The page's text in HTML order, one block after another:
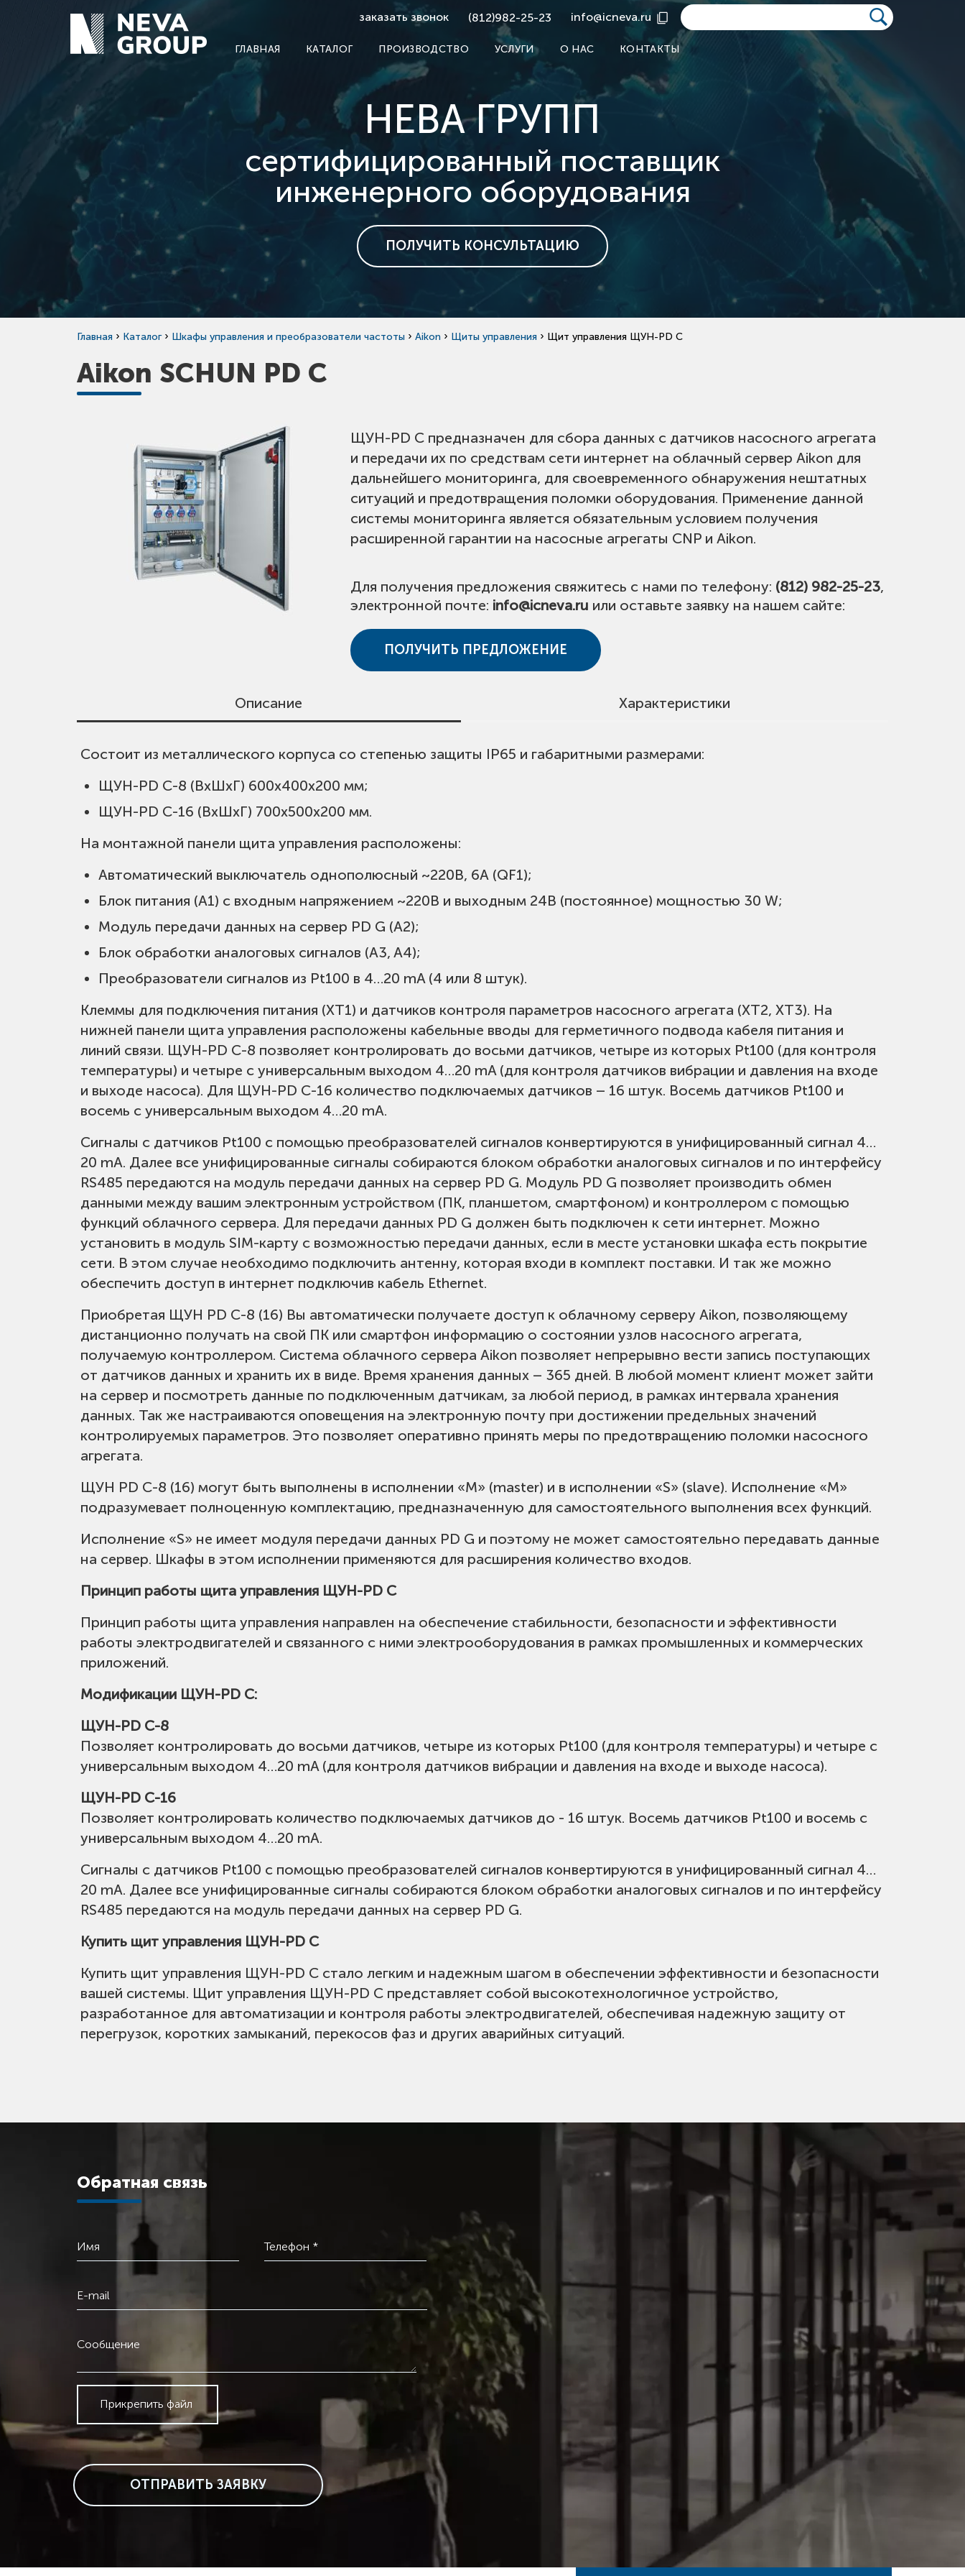
заказать звонок (812)982-25-23 info@icneva.ru
ГЛАВНАЯ КАТАЛОГ ПРОИЗВОДСТВО УСЛУГИ О НАС КОНТАКТЫ
НЕВА ГРУПП
сертифицированный поставщик
инженерного оборудования
ПОЛУЧИТЬ КОНСУЛЬТАЦИЮ
Главная › Каталог › Шкафы управления и преобразователи частоты › Aikon › Щиты управления › Щит управления ЩУН-PD C
Aikon SCHUN PD C
ЩУН-PD С предназначен для сбора данных с датчиков насосного агрегата
и передачи их по средствам сети интернет на облачный сервер Aikon для
дальнейшего мониторинга, для своевременного обнаружения нештатных
ситуаций и предотвращения поломки оборудования. Применение данной
системы мониторинга является обязательным условием получения
расширенной гарантии на насосные агрегаты CNP и Aikon.
Для получения предложения свяжитесь с нами по телефону: (812) 982-25-23,
электронной почте: info@icneva.ru или оставьте заявку на нашем сайте:
ПОЛУЧИТЬ ПРЕДЛОЖЕНИЕ
Описание Характеристики
Состоит из металлического корпуса со степенью защиты IP65 и габаритными размерами:
ЩУН-PD C-8 (ВхШхГ) 600х400х200 мм;
ЩУН-PD C-16 (ВхШхГ) 700х500х200 мм.
На монтажной панели щита управления расположены:
Автоматический выключатель однополюсный ~220В, 6А (QF1);
Блок питания (A1) с входным напряжением ~220В и выходным 24В (постоянное) мощностью 30 W;
Модуль передачи данных на сервер PD G (A2);
Блок обработки аналоговых сигналов (A3, A4);
Преобразователи сигналов из Pt100 в 4…20 mA (4 или 8 штук).
Клеммы для подключения питания (XT1) и датчиков контроля параметров насосного агрегата (XT2, XT3). На
нижней панели щита управления расположены кабельные вводы для герметичного подвода кабеля питания и
линий связи. ЩУН-PD C-8 позволяет контролировать до восьми датчиков, четыре из которых Pt100 (для контроля
температуры) и четыре с универсальным выходом 4…20 mA (для контроля датчиков вибрации и давления на входе
и выходе насоса). Для ЩУН-PD C-16 количество подключаемых датчиков – 16 штук. Восемь датчиков Pt100 и
восемь с универсальным выходом 4…20 mA.
Сигналы с датчиков Pt100 с помощью преобразователей сигналов конвертируются в унифицированный сигнал 4…
20 mA. Далее все унифицированные сигналы собираются блоком обработки аналоговых сигналов и по интерфейсу
RS485 передаются на модуль передачи данных на сервер PD G. Модуль PD G позволяет производить обмен
данными между вашим электронным устройством (ПК, планшетом, смартфоном) и контроллером с помощью
функций облачного сервера. Для передачи данных PD G должен быть подключен к сети интернет. Можно
установить в модуль SIM-карту с возможностью передачи данных, если в месте установки шкафа есть покрытие
сети. В этом случае необходимо подключить антенну, которая входи в комплект поставки. И так же можно
обеспечить доступ в интернет подключив кабель Ethernet.
Приобретая ЩУН PD C-8 (16) Вы автоматически получаете доступ к облачному серверу Aikon, позволяющему
дистанционно получать на свой ПК или смартфон информацию о состоянии узлов насосного агрегата,
получаемую контроллером. Система облачного сервера Aikon позволяет непрерывно вести запись поступающих
от датчиков данных и хранить их в виде. Время хранения данных – 365 дней. В любой момент клиент может зайти
на сервер и посмотреть данные по подключенным датчикам, за любой период, в рамках интервала хранения
данных. Так же настраиваются оповещения на электронную почту при достижении предельных значений
контролируемых параметров. Это позволяет оперативно принять меры по предотвращению поломки насосного
агрегата.
ЩУН PD C-8 (16) могут быть выполнены в исполнении «М» (master) и в исполнении «S» (slave). Исполнение «М»
подразумевает полноценную комплектацию, предназначенную для самостоятельного выполнения всех функций.
Исполнение «S» не имеет модуля передачи данных PD G и поэтому не может самостоятельно передавать данные
на сервер. Шкафы в этом исполнении применяются для расширения количество входов.
Принцип работы щита управления ЩУН-PD C
Принцип работы щита управления направлен на обеспечение стабильности, безопасности и эффективности
работы электродвигателей и связанного с ними электрооборудования в рамках промышленных и коммерческих
приложений.
Модификации ЩУН-PD C:
ЩУН-PD C-8
Позволяет контролировать до восьми датчиков, четыре из которых Pt100 (для контроля температуры) и четыре с
универсальным выходом 4…20 mA (для контроля датчиков вибрации и давления на входе и выходе насоса).
ЩУН-PD C-16
Позволяет контролировать количество подключаемых датчиков до - 16 штук. Восемь датчиков Pt100 и восемь с
универсальным выходом 4…20 mA.
Сигналы с датчиков Pt100 с помощью преобразователей сигналов конвертируются в унифицированный сигнал 4…
20 mA. Далее все унифицированные сигналы собираются блоком обработки аналоговых сигналов и по интерфейсу
RS485 передаются на модуль передачи данных на сервер PD G.
Купить щит управления ЩУН-PD C
Купить щит управления ЩУН-PD C стало легким и надежным шагом в обеспечении эффективности и безопасности
вашей системы. Щит управления ЩУН-PD C представляет собой высокотехнологичное устройство,
разработанное для автоматизации и контроля работы электродвигателей, обеспечивая надежную защиту от
перегрузок, коротких замыканий, перекосов фаз и других аварийных ситуаций.
Подключаемые датчики (4-20 мА):
Давления;
Температуры;
Температура эксплуатации: +1…+40 ºС без конденсации;
Степень пылевлагозащиты: IP54;
Один ввод питания 1х220В, 50 Гц;
Потребляемая мощность не более 30W;
ЩУН-PD C-8 - 600х400х200 мм
ЩУН-PD C-16 - 700х500х200 мм
Тип монтажа: навесной.
Обратная связь
Имя Телефон *
E-mail
Сообщение
Прикрепить файл
ОТПРАВИТЬ ЗАЯВКУ